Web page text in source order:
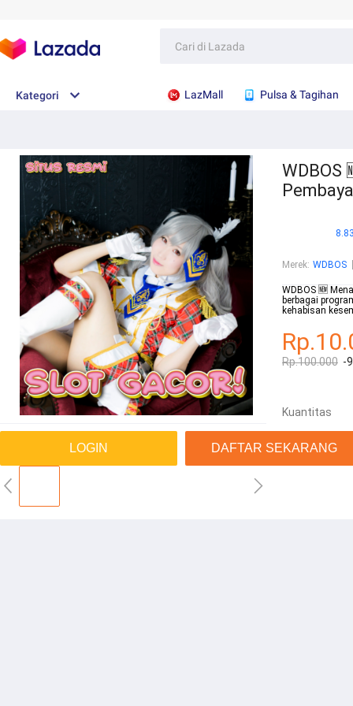
Kategori LazMall Pulsa & Tagihan
LOGIN DAFTAR SEKARANG
WDBOS
Merek: WDBOS
WDBOS 🆕
berbagai
kehabisan
Rp.100.000 -
Kuantitas